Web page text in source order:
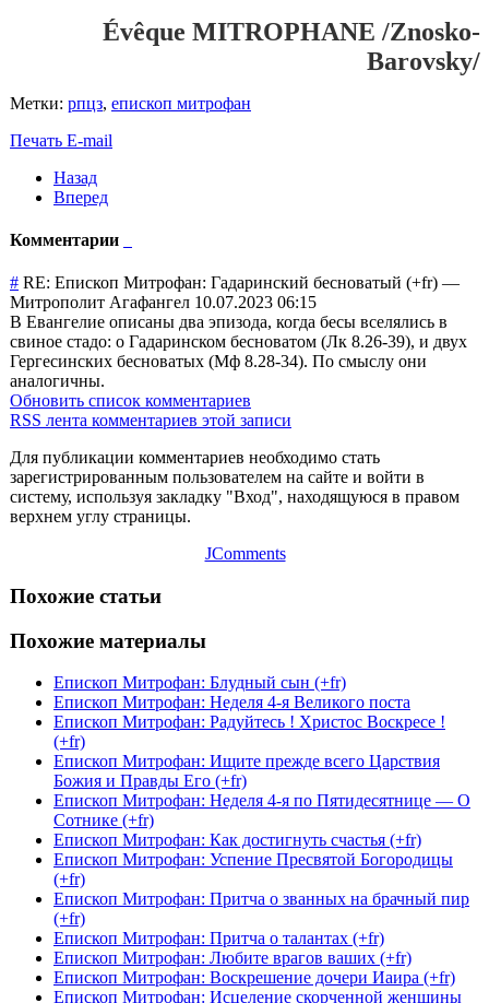
Évêque MITROPHANE /Znosko-
Barovsky/
Метки: рпцз, епископ митрофан
Печать E-mail
Назад
Вперед
Комментарии
# RE: Епископ Митрофан: Гадаринский бесноватый (+fr) —
Митрополит Агафангел 10.07.2023 06:15
В Евангелие описаны два эпизода, когда бесы вселялись в
свиное стадо: о Гадаринском бесноватом (Лк 8.26-39), и двух
Гергесинских бесноватых (Мф 8.28-34). По смыслу они
аналогичны.
Обновить список комментариев
RSS лента комментариев этой записи
Для публикации комментариев необходимо стать
зарегистрированным пользователем на сайте и войти в
систему, используя закладку "Вход", находящуюся в правом
верхнем углу страницы.
JComments
Похожие статьи
Похожие материалы
Епископ Митрофан: Блудный сын (+fr)
Епископ Митрофан: Неделя 4-я Великого поста
Епископ Митрофан: Радуйтесь ! Христос Воскресе !
(+fr)
Епископ Митрофан: Ищите прежде всего Царствия
Божия и Правды Его (+fr)
Епископ Митрофан: Неделя 4-я по Пятидесятнице — О
Сотнике (+fr)
Епископ Митрофан: Как достигнуть счастья (+fr)
Епископ Митрофан: Успение Пресвятой Богородицы
(+fr)
Епископ Митрофан: Притча о званных на брачный пир
(+fr)
Епископ Митрофан: Притча о талантах (+fr)
Епископ Митрофан: Любите врагов ваших (+fr)
Епископ Митрофан: Воскрешение дочери Иаира (+fr)
Епископ Митрофан: Исцеление скорченной женщины